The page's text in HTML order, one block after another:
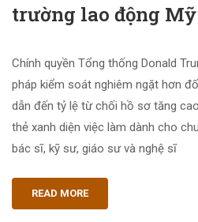
trường lao động Mỹ
Chính quyền Tổng thống Donald
pháp kiểm soát nghiêm ngặt hơn
dẫn đến tỷ lệ từ chối hồ sơ tăng
thẻ xanh diện việc làm dành cho
bác sĩ, kỹ sư, giáo sư và nghệ sĩ
READ MORE